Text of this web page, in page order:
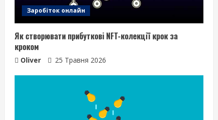
Заробіток онлайн
Як створювати прибуткові NFT-колекції крок за
кроком
Oliver 25 Травня 2026